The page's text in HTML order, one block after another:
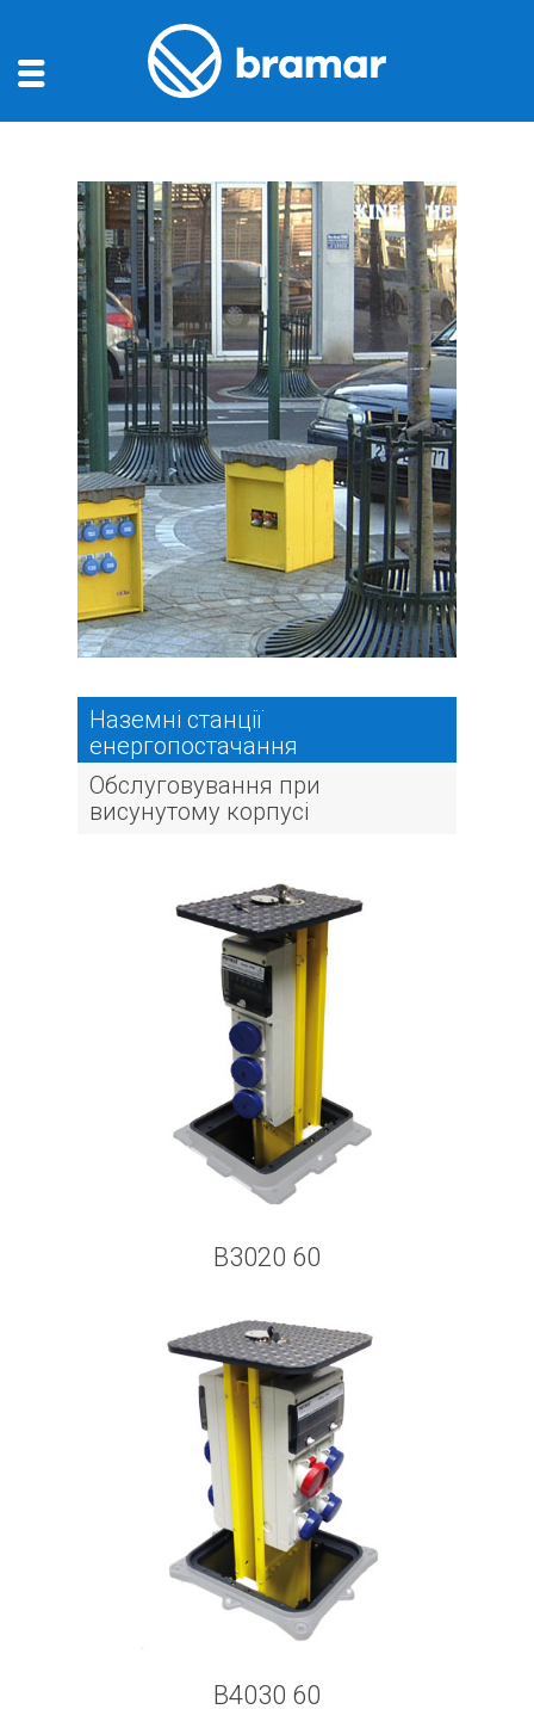
Наземні станції
енергопостачання
Обслуговування при
висунутому корпусі
B3020 60
B4030 60